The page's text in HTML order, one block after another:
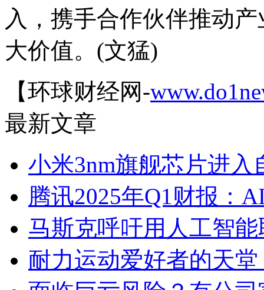
入，携手合作伙伴推动
大价值。(文猛)
【环球财经网-
最新文章
小米3nm旗舰芯片进入
腾讯2025年Q1财报：
马斯克呼吁用人工智
耐力运动爱好者的天